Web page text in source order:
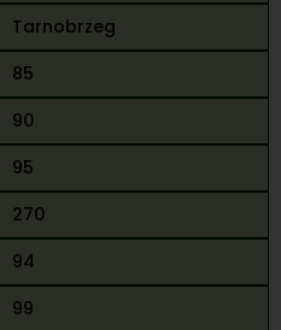
Tarnobrzeg
85
90
95
270
94
99